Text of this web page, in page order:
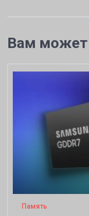
Вам может
Память